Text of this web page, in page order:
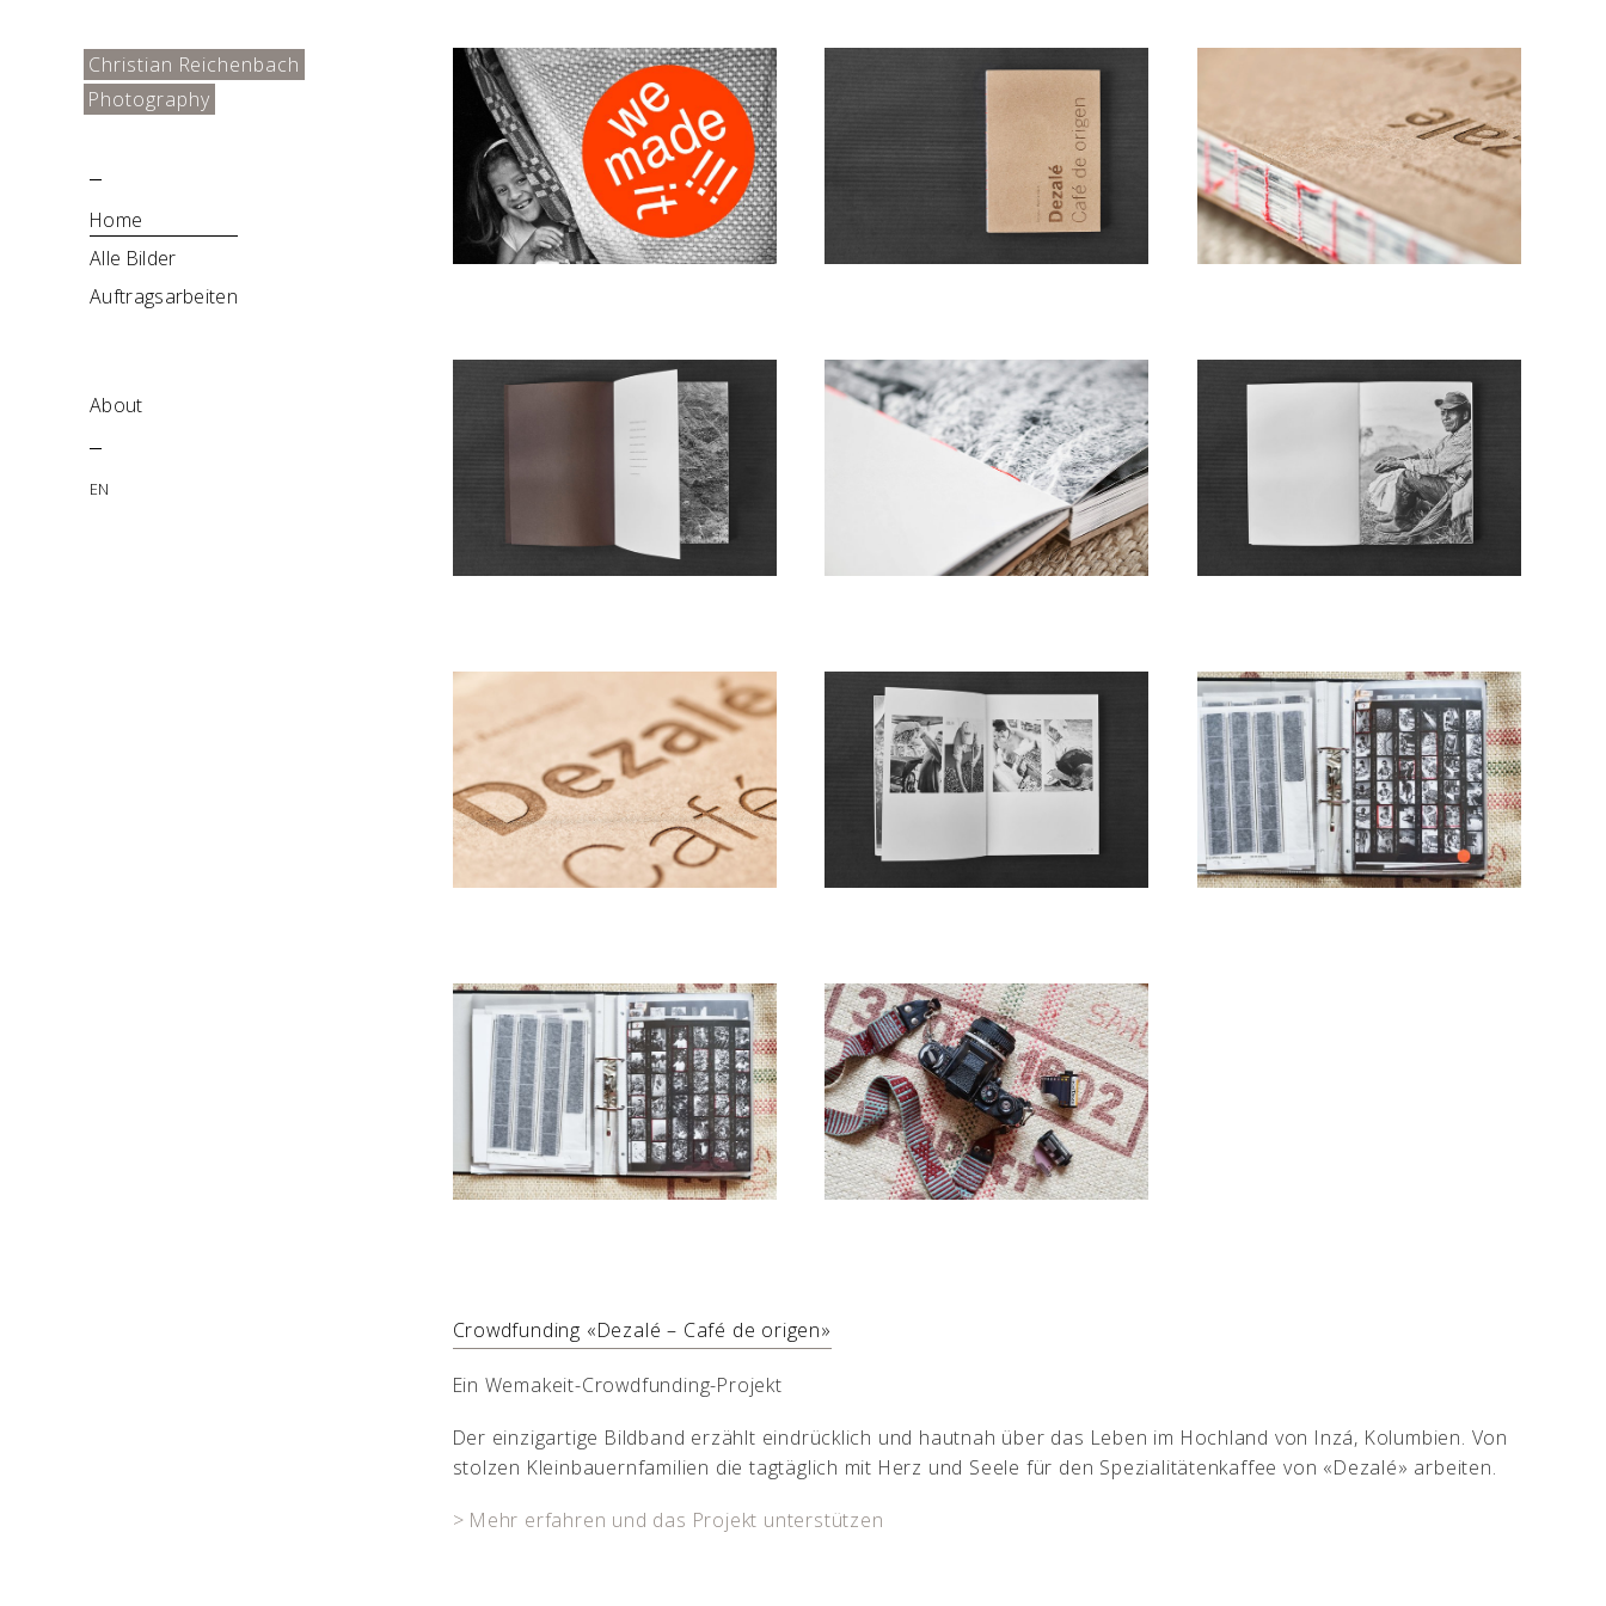
Christian Reichenbach
Photography
Home
Alle Bilder
Auftragsarbeiten
About
EN
Crowdfunding «Dezalé – Café de origen»
Ein Wemakeit-Crowdfunding-Projekt
Der einzigartige Bildband erzählt eindrücklich und hautnah über das Leben im Hochland von Inzá, Kolumbien. Von
stolzen Kleinbauernfamilien die tagtäglich mit Herz und Seele für den Spezialitätenkaffee von «Dezalé» arbeiten.
> Mehr erfahren und das Projekt unterstützen